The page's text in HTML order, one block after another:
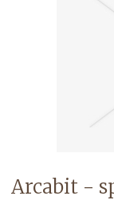
Arcabit -